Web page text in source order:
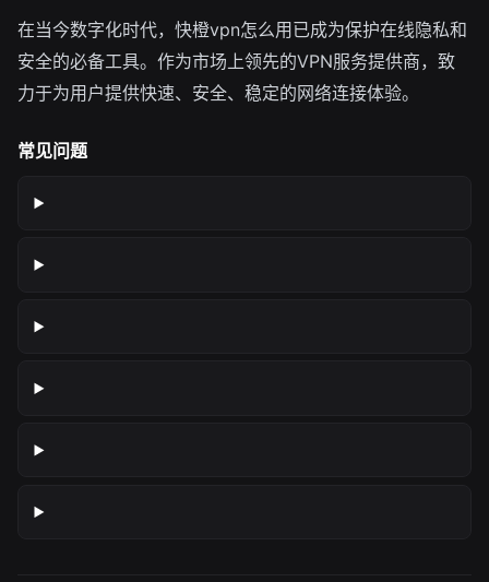
在当今数字化时代，快橙vpn怎么用已成为保护在线隐私和
安全的必备工具。作为市场上领先的VPN服务提供商，致
力于为用户提供快速、安全、稳定的网络连接体验。
常见问题